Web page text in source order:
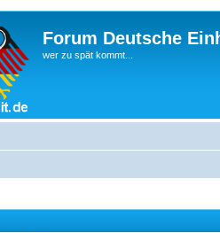
Forum Deutsche
wer zu spät kommt...